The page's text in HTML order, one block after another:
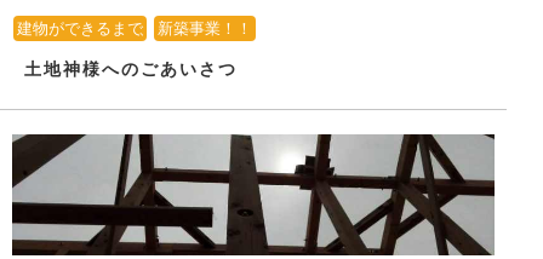
建物ができるまで、 新築事業！！
土地神様へのごあいさつ